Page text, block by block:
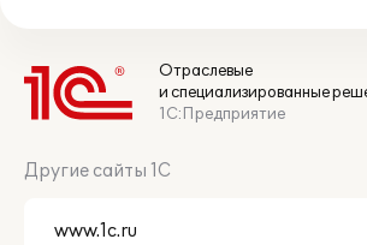
Отраслевые
и специализированные
1С:Предприятие
Другие сайты 1С